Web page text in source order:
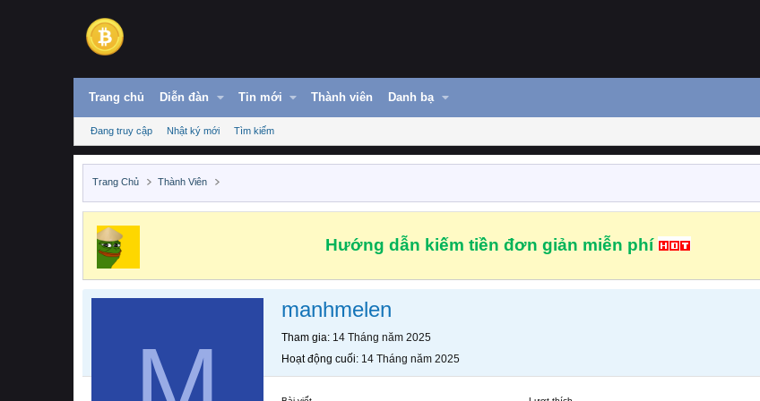
Trang chủ Diễn đàn Tin mới Thành viên Danh bạ
Đang truy cập Nhật ký mới Tìm kiếm
Trang Chủ Thành Viên
Hướng dẫn kiếm tiền đơn giản miễn phí
manhmelen
Tham gia 14 Tháng năm 2025
Hoạt động cuối 14 Tháng năm 2025